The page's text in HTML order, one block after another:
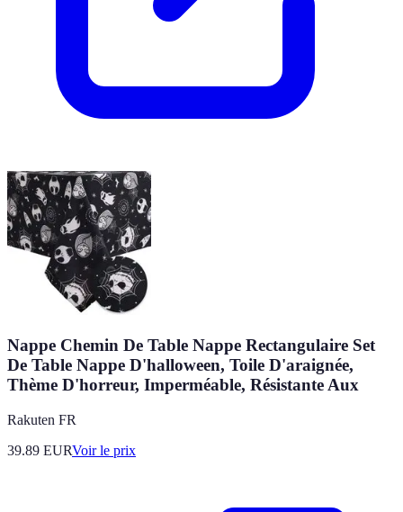
Nappe Chemin De Table Nappe Rectangulaire Set
De Table Nappe D'halloween, Toile D'araignée,
Thème D'horreur, Imperméable, Résistante Aux
Rakuten FR
39.89 EURVoir le prix